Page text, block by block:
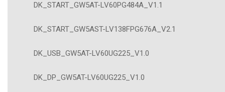
DK_START_GW5AT-LV60PG484A_V1.1
DK_START_GW5AST-LV138FPG676A_V2.1
DK_USB_GW5AT-LV60UG225_V1.0
DK_DP_GW5AT-LV60UG225_V1.0